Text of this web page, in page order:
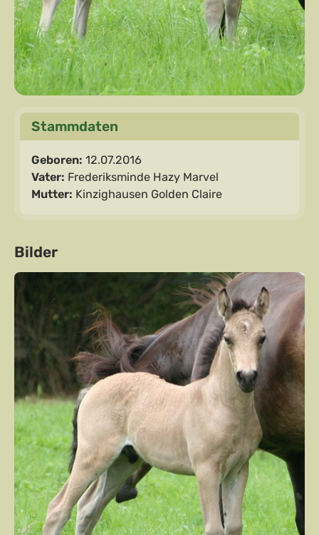
Stammdaten
Geboren: 12.07.2016
Vater: Frederiksminde Hazy Marvel
Mutter: Kinzighausen Golden Claire
Bilder